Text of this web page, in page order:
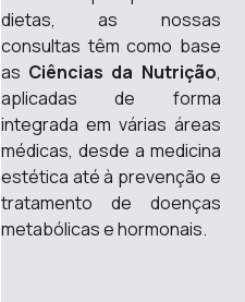
dietas, as nossas
consultas têm como base
as Ciências da Nutrição,
aplicadas de forma
integrada em várias áreas
médicas, desde a medicina
estética até à prevenção e
tratamento de doenças
metabólicas e hormonais.